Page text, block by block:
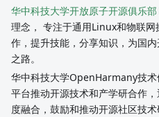
华中科技大学开放原子开源俱乐部
理念， 专注于通用Linux和物联
作，提升技能，分享知识，为国
之路。
华中科技大学OpenHarmany技
平台推动开源技术和产学研合作
度融合，鼓励和推动开源社区技